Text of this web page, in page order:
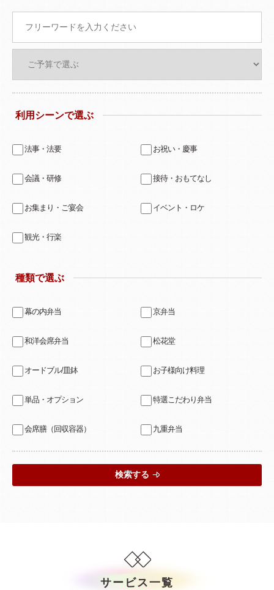
利用シーンで選ぶ
法事・法要 お祝い・慶事
会議・研修 接待・おもてなし
お集まり・ご宴会 イベント・ロケ
観光・行楽
種類で選ぶ
幕の内弁当 京弁当
和洋会席弁当 松花堂
オードブル/皿鉢 お子様向け料理
単品・オプション 特選こだわり弁当
会席膳（回収容器） 九重弁当
検索する
サービス一覧